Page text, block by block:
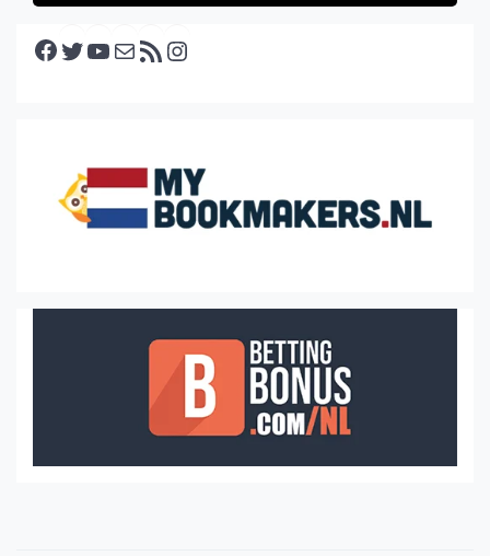
Facebook Twitter YouTube E-mail RSS feed